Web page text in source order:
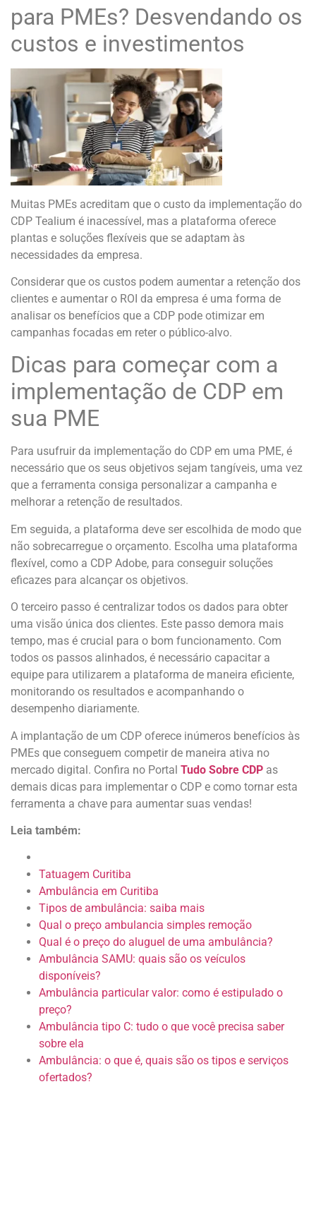
para PMEs? Desvendando os
custos e investimentos
Muitas PMEs acreditam que o custo da implementação do
CDP Tealium é inacessível, mas a plataforma oferece
plantas e soluções flexíveis que se adaptam às
necessidades da empresa.
Considerar que os custos podem aumentar a retenção dos
clientes e aumentar o ROI da empresa é uma forma de
analisar os benefícios que a CDP pode otimizar em
campanhas focadas em reter o público-alvo.
Dicas para começar com a
implementação de CDP em
sua PME
Para usufruir da implementação do CDP em uma PME, é
necessário que os seus objetivos sejam tangíveis, uma vez
que a ferramenta consiga personalizar a campanha e
melhorar a retenção de resultados.
Em seguida, a plataforma deve ser escolhida de modo que
não sobrecarregue o orçamento. Escolha uma plataforma
flexível, como a CDP Adobe, para conseguir soluções
eficazes para alcançar os objetivos.
O terceiro passo é centralizar todos os dados para obter
uma visão única dos clientes. Este passo demora mais
tempo, mas é crucial para o bom funcionamento. Com
todos os passos alinhados, é necessário capacitar a
equipe para utilizarem a plataforma de maneira eficiente,
monitorando os resultados e acompanhando o
desempenho diariamente.
A implantação de um CDP oferece inúmeros benefícios às
PMEs que conseguem competir de maneira ativa no
mercado digital. Confira no Portal Tudo Sobre CDP as
demais dicas para implementar o CDP e como tornar esta
ferramenta a chave para aumentar suas vendas!
Leia também:
Tatuagem Curitiba
Ambulância em Curitiba
Tipos de ambulância: saiba mais
Qual o preço ambulancia simples remoção
Qual é o preço do aluguel de uma ambulância?
Ambulância SAMU: quais são os veículos
disponíveis?
Ambulância particular valor: como é estipulado o
preço?
Ambulância tipo C: tudo o que você precisa saber
sobre ela
Ambulância: o que é, quais são os tipos e serviços
ofertados?